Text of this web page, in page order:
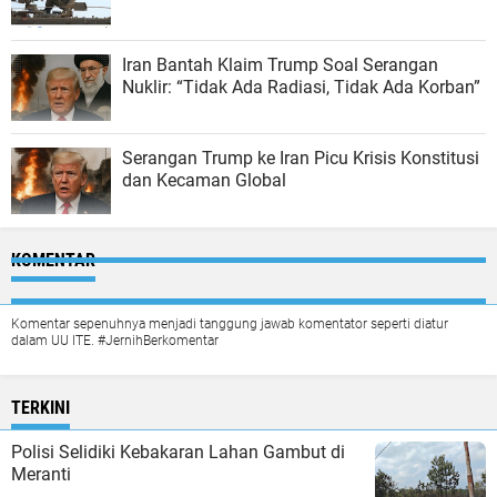
Iran Bantah Klaim Trump Soal Serangan
Nuklir: “Tidak Ada Radiasi, Tidak Ada Korban”
Serangan Trump ke Iran Picu Krisis Konstitusi
dan Kecaman Global
KOMENTAR
Komentar sepenuhnya menjadi tanggung jawab komentator seperti diatur
dalam UU ITE. #JernihBerkomentar
TERKINI
Polisi Selidiki Kebakaran Lahan Gambut di
Meranti